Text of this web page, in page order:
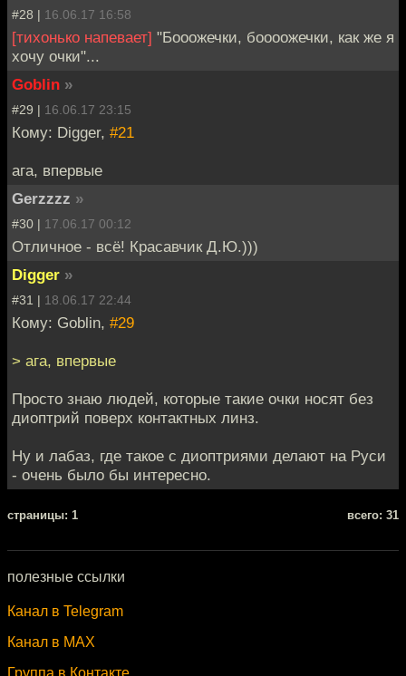
#28 | 16.06.17 16:58
[тихонько напевает] "Бооожечки, боооожечки, как же я
хочу очки"...
Goblin »
#29 | 16.06.17 23:15
Кому: Digger, #21
ага, впервые
Gerzzzz »
#30 | 17.06.17 00:12
Отличное - всё! Красавчик Д.Ю.)))
Digger »
#31 | 18.06.17 22:44
Кому: Goblin, #29
> ага, впервые
Просто знаю людей, которые такие очки носят без
диоптрий поверх контактных линз.
Ну и лабаз, где такое с диоптриями делают на Руси
- очень было бы интересно.
cтраницы: 1 всего: 31
полезные ссылки
Канал в Telegram
Канал в MAX